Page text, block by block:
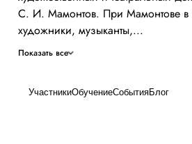
С. И. Мамонтов. При Мамонтове в
художники, музыканты,...
Показать все
УчастникиОбучениеСобытияБлог